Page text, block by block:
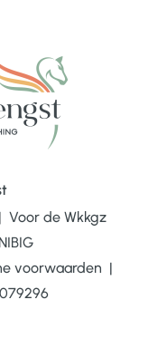
Voor de Wkkgz
NIBIG
voorwaarden |